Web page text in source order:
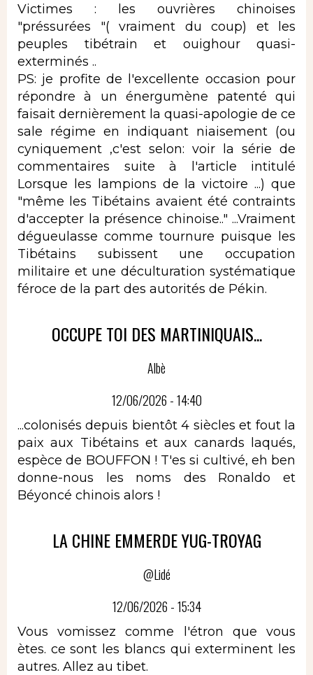
Victimes : les ouvrières chinoises
"préssurées "( vraiment du coup) et les
peuples tibétrain et ouighour quasi-
exterminés ..
PS: je profite de l'excellente occasion pour
répondre à un énergumène patenté qui
faisait dernièrement la quasi-apologie de ce
sale régime en indiquant niaisement (ou
cyniquement ,c'est selon: voir la série de
commentaires suite à l'article intitulé
Lorsque les lampions de la victoire ...) que
"même les Tibétains avaient été contraints
d'accepter la présence chinoise.." ...Vraiment
dégueulasse comme tournure puisque les
Tibétains subissent une occupation
militaire et une déculturation systématique
féroce de la part des autorités de Pékin.
OCCUPE TOI DES MARTINIQUAIS...
Albè
12/06/2026 - 14:40
...colonisés depuis bientôt 4 siècles et fout la
paix aux Tibétains et aux canards laqués,
espèce de BOUFFON ! T'es si cultivé, eh ben
donne-nous les noms des Ronaldo et
Béyoncé chinois alors !
LA CHINE EMMERDE YUG-TROYAG
@Lidé
12/06/2026 - 15:34
Vous vomissez comme l'étron que vous
ètes. ce sont les blancs qui exterminent les
autres. Allez au tibet.